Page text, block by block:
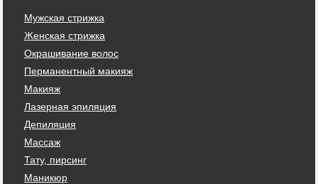
Мужская стрижка
Женская стрижка
Окрашивание волос
Перманентный макияж
Макияж
Лазерная эпиляция
Депиляция
Массаж
Тату, пирсинг
Маникюр